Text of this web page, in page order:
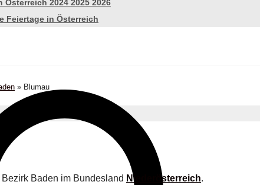
Österreich 2024 2025 2026
Feiertage in Österreich
» Blumau
Bezirk Baden im Bundesland Niederösterreich.